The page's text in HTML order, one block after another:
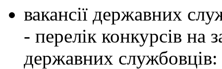
вакансії державних
- перелік конкурсів на
державних службовців: